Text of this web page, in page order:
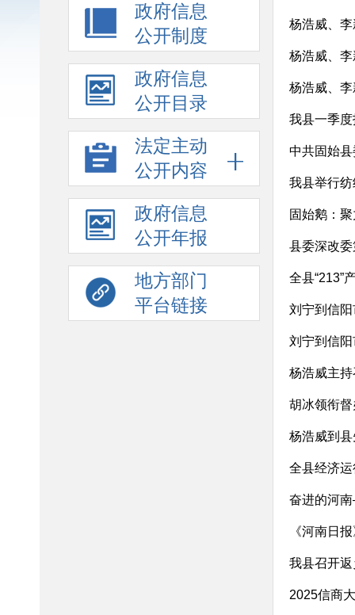
政府信息
公开制度
政府信息
公开目录
法定主动
公开内容
政府信息
公开年报
地方部门
平台链接
杨浩威、
杨浩威、
杨浩威、
我县一季
中共固始
我县举行
固始鹅：
县委深改
全县“213”
刘宁到信
刘宁到信
杨浩威主持
胡冰领衔督
全县经济
奋进的河
《河南日
我县召开
2025信商